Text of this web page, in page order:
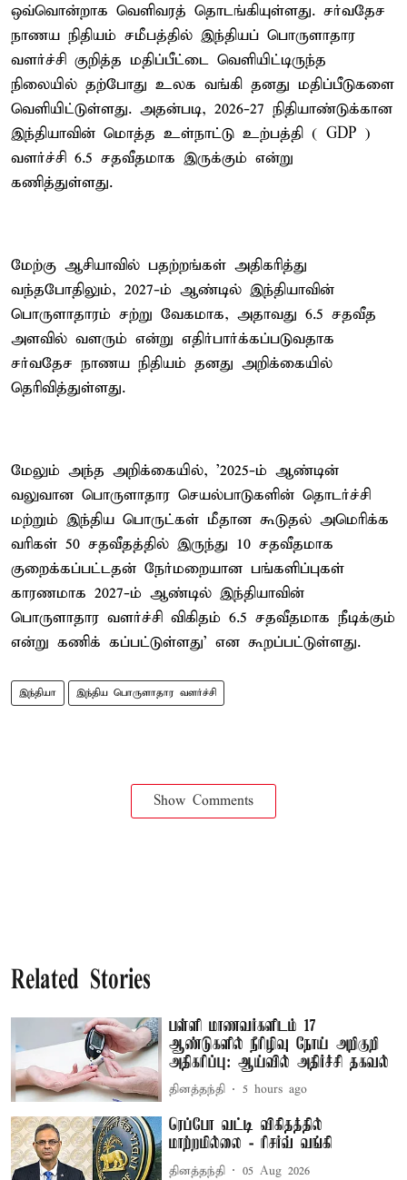
ஒவ்வொன்றாக வெளிவரத் தொடங்கியுள்ளது. சர்வதேச
நாணய நிதியம் சமீபத்தில் இந்தியப் பொருளாதார
வளர்ச்சி குறித்த மதிப்பீட்டை வெளியிட்டிருந்த
நிலையில் தற்போது உலக வங்கி தனது மதிப்பீடுகளை
வெளியிட்டுள்ளது. அதன்படி, 2026-27 நிதியாண்டுக்கான
இந்தியாவின் மொத்த உள்நாட்டு உற்பத்தி ( GDP )
வளர்ச்சி 6.5 சதவீதமாக இருக்கும் என்று
கணித்துள்ளது.
மேற்கு ஆசியாவில் பதற்றங்கள் அதிகரித்து
வந்தபோதிலும், 2027-ம் ஆண்டில் இந்தியாவின்
பொருளாதாரம் சற்று வேகமாக, அதாவது 6.5 சதவீத
அளவில் வளரும் என்று எதிர்பார்க்கப்படுவதாக
சர்வதேச நாணய நிதியம் தனது அறிக்கையில்
தெரிவித்துள்ளது.
மேலும் அந்த அறிக்கையில், '2025-ம் ஆண்டின்
வலுவான பொருளாதார செயல்பாடுகளின் தொடர்ச்சி
மற்றும் இந்திய பொருட்கள் மீதான கூடுதல் அமெரிக்க
வரிகள் 50 சதவீதத்தில் இருந்து 10 சதவீதமாக
குறைக்கப்பட்டதன் நேர்மறையான பங்களிப்புகள்
காரணமாக 2027-ம் ஆண்டில் இந்தியாவின்
பொருளாதார வளர்ச்சி விகிதம் 6.5 சதவீதமாக நீடிக்கும்
என்று கணிக் கப்பட்டுள்ளது' என கூறப்பட்டுள்ளது.
இந்தியா இந்திய பொருளாதார வளர்ச்சி
Show Comments
Related Stories
பள்ளி மாணவர்களிடம் 17
ஆண்டுகளில் நீரிழிவு நோய் அறிகுறி
அதிகரிப்பு: ஆய்வில் அதிர்ச்சி தகவல்
தினத்தந்தி 5 hours ago
ரெப்போ வட்டி விகிதத்தில்
மாற்றமில்லை - ரிசர்வ் வங்கி
தினத்தந்தி 05 Aug 2026